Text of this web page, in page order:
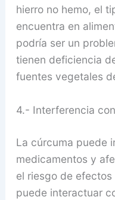
hierro no hemo, el
encuentra en
podría ser un
tienen deficiencia
fuentes vegetales
4.- Interferencia
La cúrcuma puede
medicamentos y
el riesgo de
puede interactuar